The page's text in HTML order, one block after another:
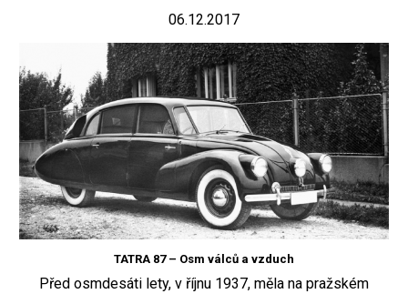
06.12.2017
TATRA 87 – Osm válců a vzduch
Před osmdesáti lety, v říjnu 1937, měla na pražském